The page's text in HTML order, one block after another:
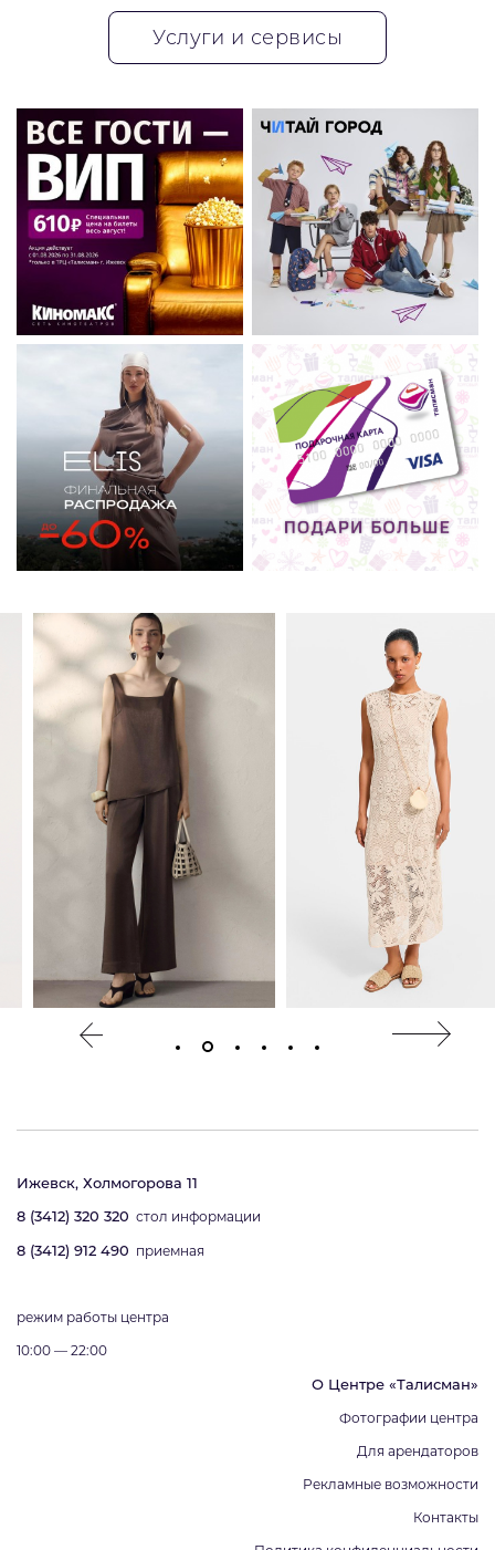
Услуги и сервисы
ЛЕТНЯЯ РАСПРОДАЖА В
ELIS: скидки до -60%!
Подарочная карта
Ижевск, Холмогорова 11
8 (3412) 320 320 стол информации
8 (3412) 912 490 приемная
режим работы центра
10:00 — 22:00
О Центре «Талисман»
Фотографии центра
Для арендаторов
Рекламные возможности
Контакты